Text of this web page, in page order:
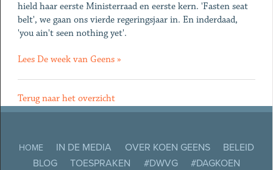
hield haar eerste Ministerraad en eerste kern. 'Fasten seat
belt', we gaan ons vierde regeringsjaar in. En inderdaad,
'you ain't seen nothing yet'.
Lees De week van Geens »
Terug naar het overzicht
HOME IN DE MEDIA OVER KOEN GEENS
BELEID
BLOG
TOESPRAKEN #DWVG
#DAGKOEN